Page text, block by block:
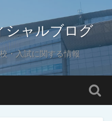
シャルブログ
・入試に関する情報